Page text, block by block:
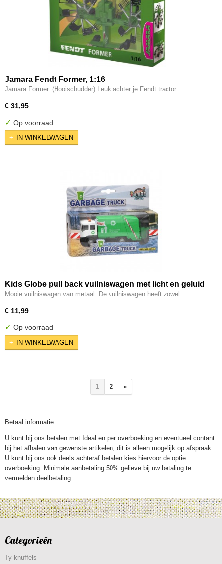
Jamara Fendt Former, 1:16
Jamara Former. (Hooischudder) Leuk achter je Fendt tractor…
€ 31,95
✓ Op voorraad
IN WINKELWAGEN
Kids Globe pull back vuilniswagen met licht en geluid
Mooie vuilniswagen van metaal. De vuilniswagen heeft zowel…
€ 11,99
✓ Op voorraad
IN WINKELWAGEN
1 2 »
Betaal informatie.
U kunt bij ons betalen met Ideal en per overboeking en eventueel contant
bij het afhalen van gewenste artikelen, dit is alleen mogelijk op afspraak.
U kunt bij ons ook deels achteraf betalen kies hiervoor de optie
overboeking. Minimale aanbetaling 50% gelieve bij uw betaling te
vermelden deelbetaling.
Categorieën
Ty knuffels